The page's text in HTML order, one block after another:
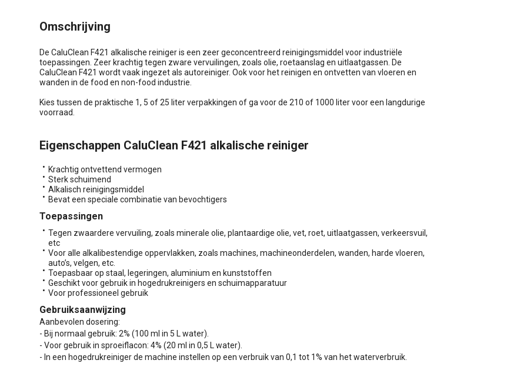
Omschrijving
De CaluClean F421 alkalische reiniger is een zeer geconcentreerd reinigingsmiddel voor industriële
toepassingen. Zeer krachtig tegen zware vervuilingen, zoals olie, roetaanslag en uitlaatgassen. De
CaluClean F421 wordt vaak ingezet als autoreiniger. Ook voor het reinigen en ontvetten van vloeren en
wanden in de food en non-food industrie.
Kies tussen de praktische 1, 5 of 25 liter verpakkingen of ga voor de 210 of 1000 liter voor een langdurige
voorraad.
Eigenschappen CaluClean F421 alkalische reiniger
Krachtig ontvettend vermogen
Sterk schuimend
Alkalisch reinigingsmiddel
Bevat een speciale combinatie van bevochtigers
Toepassingen
Tegen zwaardere vervuiling, zoals minerale olie, plantaardige olie, vet, roet, uitlaatgassen, verkeersvuil,
etc
Voor alle alkalibestendige oppervlakken, zoals machines, machineonderdelen, wanden, harde vloeren,
auto’s, velgen, etc.
Toepasbaar op staal, legeringen, aluminium en kunststoffen
Geschikt voor gebruik in hogedrukreinigers en schuimapparatuur
Voor professioneel gebruik
Gebruiksaanwijzing
Aanbevolen dosering:
- Bij normaal gebruik: 2% (100 ml in 5 L water).
- Voor gebruik in sproeiflacon: 4% (20 ml in 0,5 L water).
- In een hogedrukreiniger de machine instellen op een verbruik van 0,1 tot 1% van het waterverbruik.